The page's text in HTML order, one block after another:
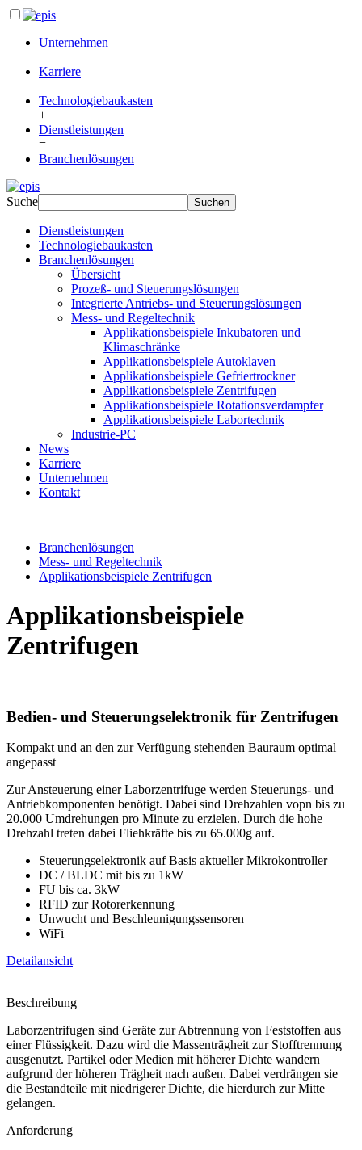
Unternehmen
Karriere
Technologiebaukasten
+
Dienstleistungen
=
Branchenlösungen
Suche
Dienstleistungen
Technologiebaukasten
Branchenlösungen
Übersicht
Prozeß- und Steuerungslösungen
Integrierte Antriebs- und Steuerungslösungen
Mess- und Regeltechnik
Applikationsbeispiele Inkubatoren und
Klimaschränke
Applikationsbeispiele Autoklaven
Applikationsbeispiele Gefriertrockner
Applikationsbeispiele Zentrifugen
Applikationsbeispiele Rotationsverdampfer
Applikationsbeispiele Labortechnik
Industrie-PC
News
Karriere
Unternehmen
Kontakt
Branchenlösungen
Mess- und Regeltechnik
Applikationsbeispiele Zentrifugen
Applikationsbeispiele
Zentrifugen
Bedien- und Steuerungselektronik für Zentrifugen
Kompakt und an den zur Verfügung stehenden Bauraum optimal
angepasst
Zur Ansteuerung einer Laborzentrifuge werden Steuerungs- und
Antriebkomponenten benötigt. Dabei sind Drehzahlen vopn bis zu
20.000 Umdrehungen pro Minute zu erzielen. Durch die hohe
Drehzahl treten dabei Fliehkräfte bis zu 65.000g auf.
Steuerungselektronik auf Basis aktueller Mikrokontroller
DC / BLDC mit bis zu 1kW
FU bis ca. 3kW
RFID zur Rotorerkennung
Unwucht und Beschleunigungssensoren
WiFi
Detailansicht
Beschreibung
Laborzentrifugen sind Geräte zur Abtrennung von Feststoffen aus
einer Flüssigkeit. Dazu wird die Massenträgheit zur Stofftrennung
ausgenutzt. Partikel oder Medien mit höherer Dichte wandern
aufgrund der höheren Trägheit nach außen. Dabei verdrängen sie
die Bestandteile mit niedrigerer Dichte, die hierdurch zur Mitte
gelangen.
Anforderung